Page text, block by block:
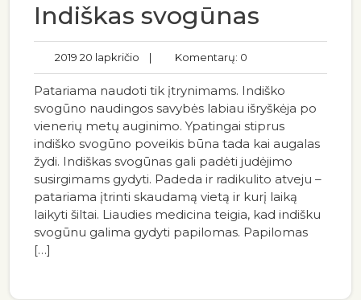
Indiškas svogūnas
2019 20 lapkričio | Komentarų: 0
Patariama naudoti tik įtrynimams. Indiško
svogūno naudingos savybės labiau išryškėja po
vienerių metų auginimo. Ypatingai stiprus
indiško svogūno poveikis būna tada kai augalas
žydi. Indiškas svogūnas gali padėti judėjimo
susirgimams gydyti. Padeda ir radikulito atveju –
patariama įtrinti skaudamą vietą ir kurį laiką
laikyti šiltai. Liaudies medicina teigia, kad indišku
svogūnu galima gydyti papilomas. Papilomas
[…]